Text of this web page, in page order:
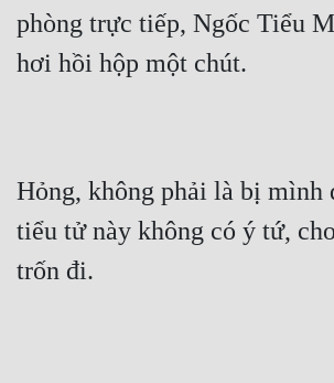
phòng trực tiếp, Ngốc Tiểu
hơi hồi hộp một chút.
Hỏng, không phải là bị mình
tiểu tử này không có ý tứ,
trốn đi.